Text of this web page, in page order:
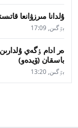
ۇلدانا مىرزۋانعا
بٷگىن, 17:09
ەر ادام ٶگەي
باسقان (ۆيدەو)
بٷگىن, 13:20